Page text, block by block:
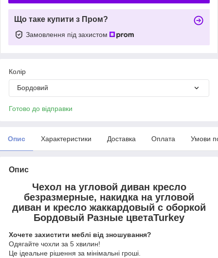
Що таке купити з Пром?
Замовлення під захистом
Колір
Бордовий
Готово до відправки
Опис Характеристики Доставка Оплата Умови
Опис
Чехол на угловой диван кресло
безразмерные, накидка на угловой
диван и кресло жаккардовый с оборкой
Бордовый Разные цветаTurkey
Хочете захистити меблі від зношування?
Одягайте чохли за 5 хвилин!
Це ідеальне рішення за мінімальні гроші.